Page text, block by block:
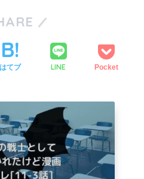
はてブ LINE Pocket